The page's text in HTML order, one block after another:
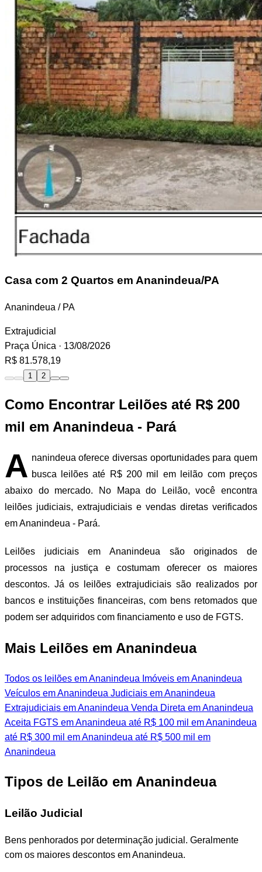
Casa com 2 Quartos em Ananindeua/PA
Ananindeua / PA
Extrajudicial
Praça Única · 13/08/2026
R$ 81.578,19
1 2
Como Encontrar Leilões até R$ 200
mil em Ananindeua - Pará
A nanindeua oferece diversas oportunidades para quem
busca leilões até R$ 200 mil em leilão com preços
abaixo do mercado. No Mapa do Leilão, você encontra
leilões judiciais, extrajudiciais e vendas diretas verificados
em Ananindeua - Pará.
Leilões judiciais em Ananindeua são originados de
processos na justiça e costumam oferecer os maiores
descontos. Já os leilões extrajudiciais são realizados por
bancos e instituições financeiras, com bens retomados que
podem ser adquiridos com financiamento e uso de FGTS.
Mais Leilões em Ananindeua
Todos os leilões em Ananindeua Imóveis em Ananindeua
Veículos em Ananindeua Judiciais em Ananindeua
Extrajudiciais em Ananindeua Venda Direta em Ananindeua
Aceita FGTS em Ananindeua até R$ 100 mil em Ananindeua
até R$ 300 mil em Ananindeua até R$ 500 mil em
Ananindeua
Tipos de Leilão em Ananindeua
Leilão Judicial
Bens penhorados por determinação judicial. Geralmente
com os maiores descontos em Ananindeua.